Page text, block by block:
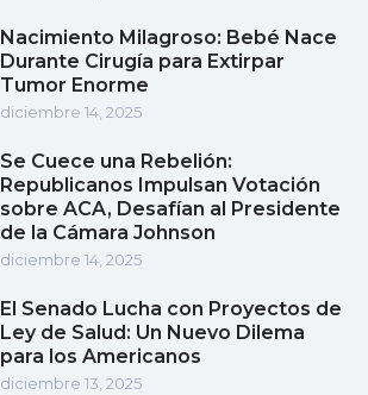
Nacimiento Milagroso: Bebé Nace
Durante Cirugía para Extirpar
Tumor Enorme
diciembre 14, 2025
Se Cuece una Rebelión:
Republicanos Impulsan Votación
sobre ACA, Desafían al Presidente
de la Cámara Johnson
diciembre 14, 2025
El Senado Lucha con Proyectos de
Ley de Salud: Un Nuevo Dilema
para los Americanos
diciembre 13, 2025